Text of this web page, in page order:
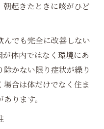
起きたときに咳がひど
んでも完全に改善しない
体内ではなく環境にあ
かない限り症状が繰り
合は体だけでなく住ま
ります。